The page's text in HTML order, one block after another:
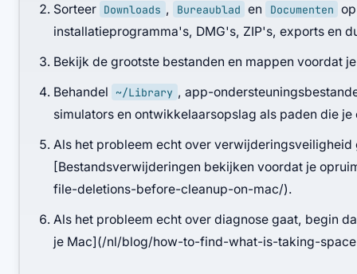
Sorteer Downloads , Bureaublad en Documenten
installatieprogramma's, DMG's, ZIP's, exports en
Bekijk de grootste bestanden en mappen voordat
Behandel
~/Library , app-
simulators en ontwikkelaarsopslag als paden die
Als het probleem echt over verwijderingsveiligheid
[Bestandsverwijderingen bekijken voordat je
file-deletions-before-cleanup-on-mac/).
Als het probleem echt over diagnose gaat, begin
je Mac](/nl/blog/how-to-find-what-is-taking-